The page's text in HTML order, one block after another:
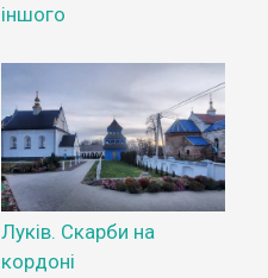
іншого
Луків. Скарби на
кордоні